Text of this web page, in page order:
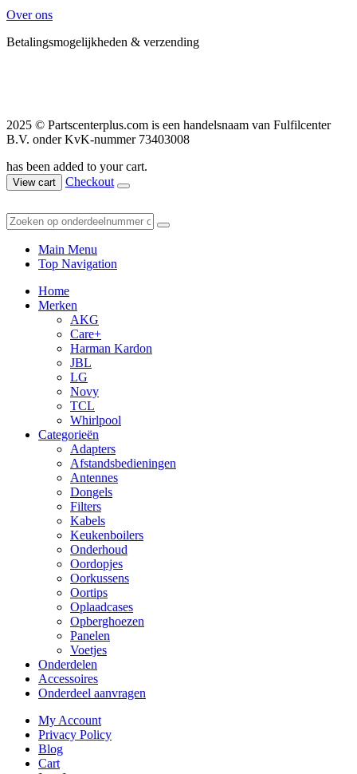
Over ons
Betalingsmogelijkheden & verzending
2025 © Partscenterplus.com is een handelsnaam van Fulfilcenter
B.V. onder KvK-nummer 73403008
has been added to your cart.
View cart Checkout
Main Menu
Top Navigation
Home
Merken
AKG
Care+
Harman Kardon
JBL
LG
Novy
TCL
Whirlpool
Categorieën
Adapters
Afstandsbedieningen
Antennes
Dongels
Filters
Kabels
Keukenboilers
Onderhoud
Oordopjes
Oorkussens
Oortips
Oplaadcases
Opberghoezen
Panelen
Voetjes
Onderdelen
Accessoires
Onderdeel aanvragen
My Account
Privacy Policy
Blog
Cart